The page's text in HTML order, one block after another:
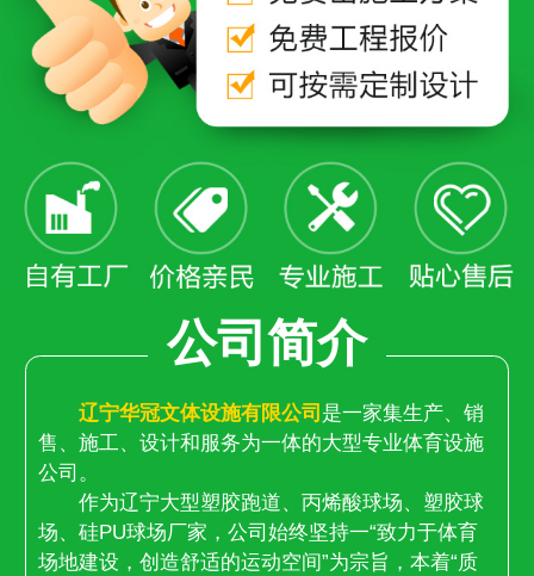
公司简介
辽宁华冠文体设施有限公司 是一家集生产、销
售、施工、设计和服务为一体的大型专业体育设施
公司。
作为辽宁大型塑胶跑道、丙烯酸球场、塑胶球
场、硅PU球场厂家，公司始终坚持一“致力于体育
场地建设，创造舒适的运动空间”为宗旨，本着“质